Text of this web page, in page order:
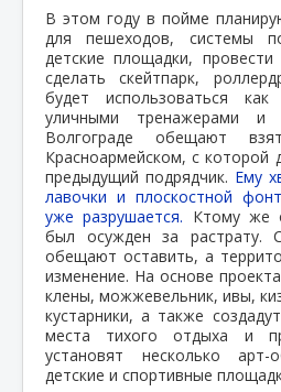
В этом году в пойме
для пешеходов, системы
детские площадки,
сделать скейтпарк,
будет использоваться
уличными тренажерами и
Волгограде обещают
Красноармейском, с которой
предыдущий подрядчик. Ему
лавочки и плоскостной
уже разрушается. Ктому же
был осужден за растрату.
обещают оставить, а
изменение. На основе
клены, можжевельник, ивы,
кустарники, а также
места тихого отдыха и
установят несколько арт-
детские и спортивные